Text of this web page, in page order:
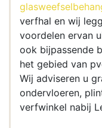
verfhal en wij
voordelen ervan
ook bijpassende
het gebied van
Wij adviseren u
ondervloeren,
verfwinkel nabij